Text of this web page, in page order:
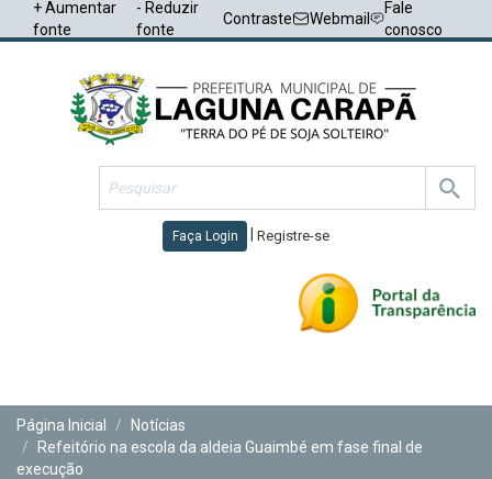
+ Aumentar
fonte
- Reduzir
fonte
Contraste Webmail
Fale
conosco
Faça Login Registre-se
Página Inicial
Notícias
Refeitório na escola da aldeia Guaimbé em fase final de
execução